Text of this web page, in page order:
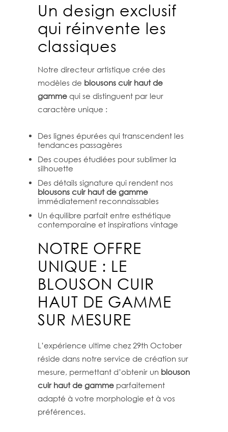
Un design exclusif
qui réinvente les
classiques
Notre directeur artistique crée des
modèles de blousons cuir haut de
gamme qui se distinguent par leur
caractère unique :
Des lignes épurées qui transcendent les
tendances passagères
Des coupes étudiées pour sublimer la
silhouette
Des détails signature qui rendent nos
blousons cuir haut de gamme
immédiatement reconnaissables
Un équilibre parfait entre esthétique
contemporaine et inspirations vintage
NOTRE OFFRE
UNIQUE : LE
BLOUSON CUIR
HAUT DE GAMME
SUR MESURE
L’expérience ultime chez 29th October
réside dans notre service de création sur
mesure, permettant d’obtenir un blouson
cuir haut de gamme parfaitement
adapté à votre morphologie et à vos
préférences.